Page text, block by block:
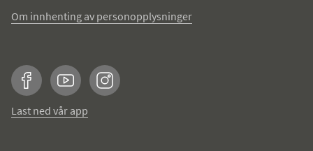
Om innhenting av personopplysninger
FacebookYouTubeInstagram
Last ned vår app